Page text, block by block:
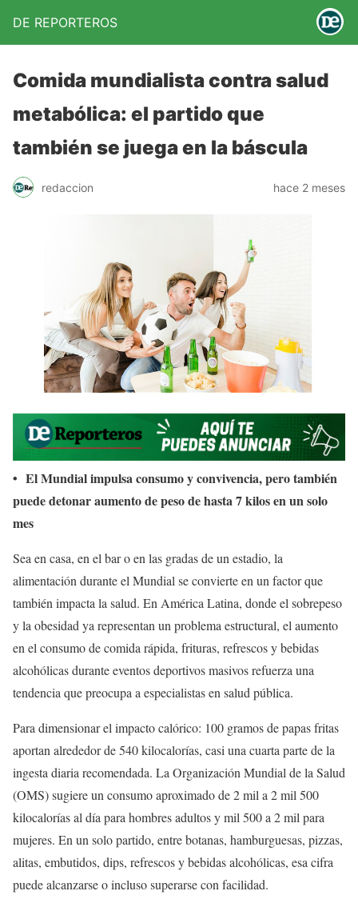
DE REPORTEROS
Comida mundialista contra salud
metabólica: el partido que
también se juega en la báscula
redaccion hace 2 meses
• El Mundial impulsa consumo y convivencia, pero también
puede detonar aumento de peso de hasta 7 kilos en un solo
mes
Sea en casa, en el bar o en las gradas de un estadio, la
alimentación durante el Mundial se convierte en un factor que
también impacta la salud. En América Latina, donde el sobrepeso
y la obesidad ya representan un problema estructural, el aumento
en el consumo de comida rápida, frituras, refrescos y bebidas
alcohólicas durante eventos deportivos masivos refuerza una
tendencia que preocupa a especialistas en salud pública.
Para dimensionar el impacto calórico: 100 gramos de papas fritas
aportan alrededor de 540 kilocalorías, casi una cuarta parte de la
ingesta diaria recomendada. La Organización Mundial de la Salud
(OMS) sugiere un consumo aproximado de 2 mil a 2 mil 500
kilocalorías al día para hombres adultos y mil 500 a 2 mil para
mujeres. En un solo partido, entre botanas, hamburguesas, pizzas,
alitas, embutidos, dips, refrescos y bebidas alcohólicas, esa cifra
puede alcanzarse o incluso superarse con facilidad.